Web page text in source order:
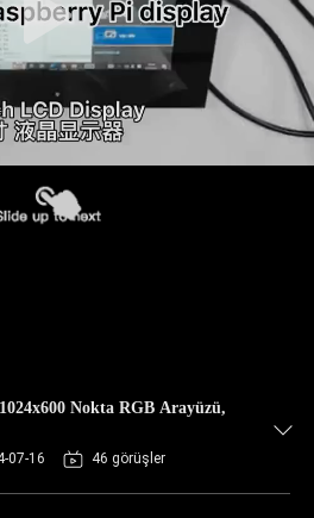
Nokta RGB Arayüzü,
07-16 46 görüşler